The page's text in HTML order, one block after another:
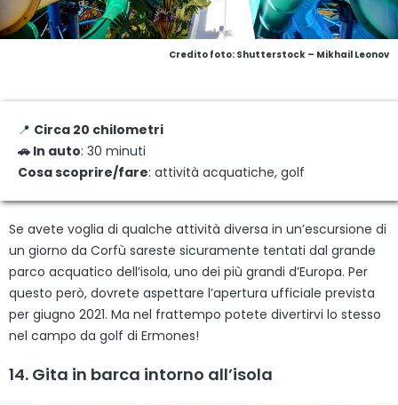
Credito foto: Shutterstock – Mikhail Leonov
📍 Circa 20 chilometri
🚗 In auto: 30 minuti
Cosa scoprire/fare: attività acquatiche, golf
Se avete voglia di qualche attività diversa in un’escursione di
un giorno da Corfù sareste sicuramente tentati dal grande
parco acquatico dell’isola, uno dei più grandi d’Europa. Per
questo però, dovrete aspettare l’apertura ufficiale prevista
per giugno 2021. Ma nel frattempo potete divertirvi lo stesso
nel campo da golf di Ermones!
14. Gita in barca intorno all’isola